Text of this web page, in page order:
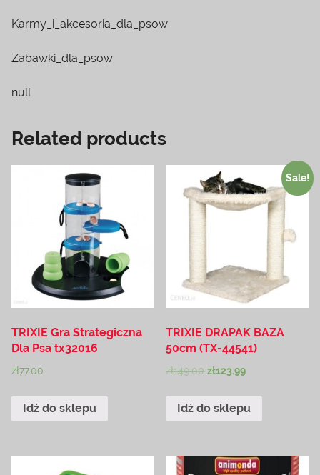
Karmy_i_akcesoria_dla_psow
Zabawki_dla_psow
null
Related products
TRIXIE Gra Strategiczna
Dla Psa tx32016
zł77.00
Idź do sklepu
Sale!
TRIXIE DRAPAK BAZA
50cm (TX-44541)
zł149.00 zł123.99
Idź do sklepu